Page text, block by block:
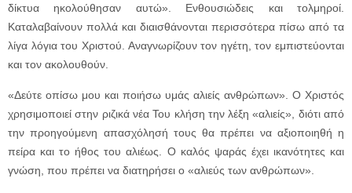
δίκτυα ηκολούθησαν αυτώ». Ενθουσιώδεις και τολμηροί.
Καταλαβαίνουν πολλά και διαισθάνονται περισσότερα πίσω από τα
λίγα λόγια του Χριστού. Αναγνωρίζουν τον ηγέτη, τον εμπιστεύονται
και τον ακολουθούν.
«Δεύτε οπίσω μου και ποιήσω υμάς αλιείς ανθρώπων». Ο Χριστός
χρησιμοποιεί στην ριζικά νέα Του κλήση την λέξη «αλιείς», διότι από
την προηγούμενη απασχόλησή τους θα πρέπει να αξιοποιηθή η
πείρα και το ήθος του αλιέως. Ο καλός ψαράς έχει ικανότητες και
γνώση, που πρέπει να διατηρήσει ο «αλιεύς των ανθρώπων».